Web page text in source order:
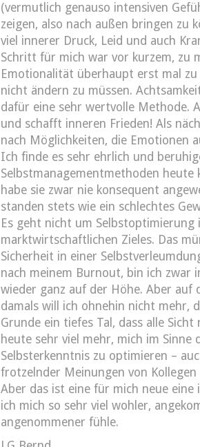
(vermutlich genauso intensiven
zeigen, also nach außen bringen zu
viel innerer Druck, Leid und auch
Schritt für mich war vor kurzem, zu
Emotionalität überhaupt erst mal
nicht ändern zu müssen.
dafür eine sehr wertvolle Methode.
und schafft inneren Frieden! Als
nach Möglichkeiten, die Emotionen
Ich finde es sehr ehrlich und
Selbstmanagementmethoden heute
habe sie zwar nie konsequent
standen stets wie ein schlechtes
Es geht nicht um Selbstoptimierung
marktwirtschaftlichen Zieles. Das
Sicherheit in einer
nach meinem Burnout, bin ich zwar
wieder ganz auf der Höhe. Aber auf
damals will ich ohnehin nicht mehr,
Grunde ein tiefes Tal, dass alle
heute sehr viel mehr, mich im Sinne
Selbsterkenntnis zu optimieren –
frotzelnder Meinungen von Kollegen
Aber das ist eine für mich neue eine
ich mich so sehr viel wohler,
angenommener fühle.